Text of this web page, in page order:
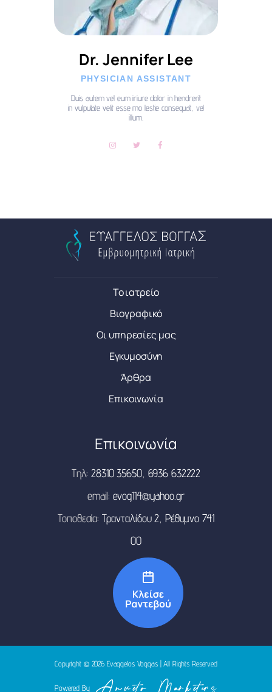
Dr. Jennifer Lee
PHYSICIAN ASSISTANT
Duis autem vel eum iriure dolor in hendrerit
in vulputate velit esse mo lestie consequat, vel
illum.
Το ιατρείο
Βιογραφικό
Οι υπηρεσίες μας
Εγκυμοσύνη
Άρθρα
Επικοινωνία
Επικοινωνία
Τηλ:28310 35650, 6936 632222
email: evog114@yahoo.gr
Τοποθεσία: Τρανταλίδου 2, Ρέθυμνο 741
00
Copyright © 2026 Evaggelos Voggas| All Rights Reserved
Powered By